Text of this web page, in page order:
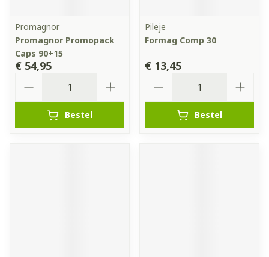
Promagnor
Promagnor Promopack
Caps 90+15
€ 54,95
Bestel
Pileje
Formag Comp 30
€ 13,45
Bestel